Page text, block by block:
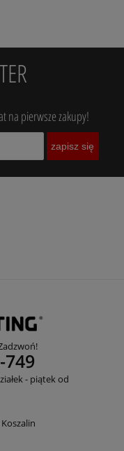
na pierwsze zakupy!
zapisz się
749
- piątek od